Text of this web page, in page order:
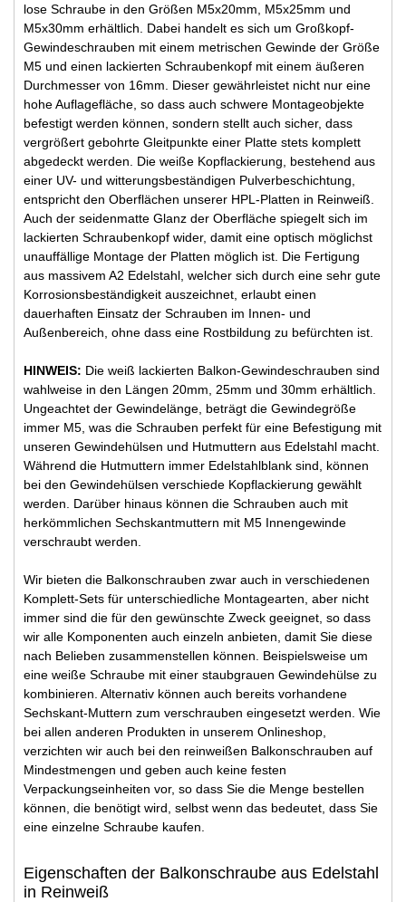
lose Schraube in den Größen M5x20mm, M5x25mm und
M5x30mm erhältlich. Dabei handelt es sich um Großkopf-
Gewindeschrauben mit einem metrischen Gewinde der Größe
M5 und einen lackierten Schraubenkopf mit einem äußeren
Durchmesser von 16mm. Dieser gewährleistet nicht nur eine
hohe Auflagefläche, so dass auch schwere Montageobjekte
befestigt werden können, sondern stellt auch sicher, dass
vergrößert gebohrte Gleitpunkte einer Platte stets komplett
abgedeckt werden. Die weiße Kopflackierung, bestehend aus
einer UV- und witterungsbeständigen Pulverbeschichtung,
entspricht den Oberflächen unserer HPL-Platten in Reinweiß.
Auch der seidenmatte Glanz der Oberfläche spiegelt sich im
lackierten Schraubenkopf wider, damit eine optisch möglichst
unauffällige Montage der Platten möglich ist. Die Fertigung
aus massivem A2 Edelstahl, welcher sich durch eine sehr gute
Korrosionsbeständigkeit auszeichnet, erlaubt einen
dauerhaften Einsatz der Schrauben im Innen- und
Außenbereich, ohne dass eine Rostbildung zu befürchten ist.
HINWEIS: Die weiß lackierten Balkon-Gewindeschrauben sind
wahlweise in den Längen 20mm, 25mm und 30mm erhältlich.
Ungeachtet der Gewindelänge, beträgt die Gewindegröße
immer M5, was die Schrauben perfekt für eine Befestigung mit
unseren Gewindehülsen und Hutmuttern aus Edelstahl macht.
Während die Hutmuttern immer Edelstahlblank sind, können
bei den Gewindehülsen verschiede Kopflackierung gewählt
werden. Darüber hinaus können die Schrauben auch mit
herkömmlichen Sechskantmuttern mit M5 Innengewinde
verschraubt werden.
Wir bieten die Balkonschrauben zwar auch in verschiedenen
Komplett-Sets für unterschiedliche Montagearten, aber nicht
immer sind die für den gewünschte Zweck geeignet, so dass
wir alle Komponenten auch einzeln anbieten, damit Sie diese
nach Belieben zusammenstellen können. Beispielsweise um
eine weiße Schraube mit einer staubgrauen Gewindehülse zu
kombinieren. Alternativ können auch bereits vorhandene
Sechskant-Muttern zum verschrauben eingesetzt werden. Wie
bei allen anderen Produkten in unserem Onlineshop,
verzichten wir auch bei den reinweißen Balkonschrauben auf
Mindestmengen und geben auch keine festen
Verpackungseinheiten vor, so dass Sie die Menge bestellen
können, die benötigt wird, selbst wenn das bedeutet, dass Sie
eine einzelne Schraube kaufen.
Eigenschaften der Balkonschraube aus Edelstahl
in Reinweiß